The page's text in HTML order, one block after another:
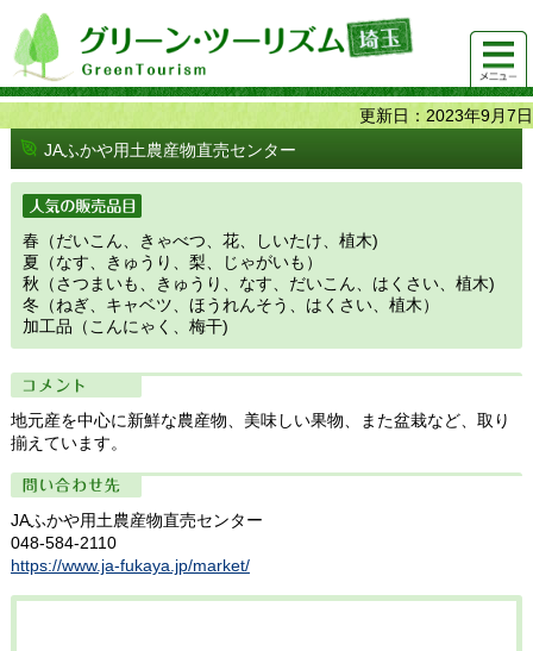
グリーンツーリズム埼玉 緑豊かな農山村で 楽しく！
美味しく！
メニュ
ー
更新日：2023年9月7日
JAふかや用土農産物直売センター
人気の販売品目
春（だいこん、きゃべつ、花、しいたけ、植木)
夏（なす、きゅうり、梨、じゃがいも）
秋（さつまいも、きゅうり、なす、だいこん、はくさい、植木)
冬（ねぎ、キャベツ、ほうれんそう、はくさい、植木）
加工品（こんにゃく、梅干)
コメント
地元産を中心に新鮮な農産物、美味しい果物、また盆栽など、取り
揃えています。
問い合わせ先
JAふかや用土農産物直売センター
048-584-2110
https://www.ja-fukaya.jp/market/